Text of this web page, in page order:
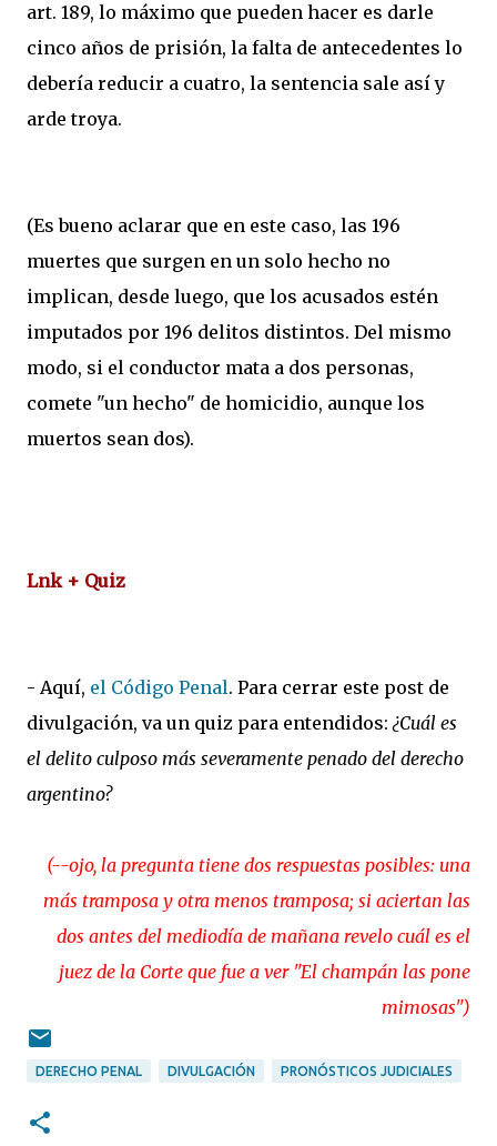
art. 189, lo máximo que pueden hacer es darle
cinco años de prisión, la falta de antecedentes lo
debería reducir a cuatro, la sentencia sale así y
arde troya.
(Es bueno aclarar que en este caso, las 196
muertes que surgen en un solo hecho no
implican, desde luego, que los acusados estén
imputados por 196 delitos distintos. Del mismo
modo, si el conductor mata a dos personas,
comete "un hecho" de homicidio, aunque los
muertos sean dos).
Lnk + Quiz
- Aquí, el Código Penal. Para cerrar este post de
divulgación, va un quiz para entendidos:¿Cuál es
el delito culposo más severamente penado del derecho
argentino?
(--ojo, la pregunta tiene dos respuestas posibles: una
más tramposa y otra menos tramposa; si aciertan las
dos antes del mediodía de mañana revelo cuál es el
juez de la Corte que fue a ver "El champán las pone
mimosas")
DERECHO PENAL DIVULGACIÓN PRONÓSTICOS JUDICIALES